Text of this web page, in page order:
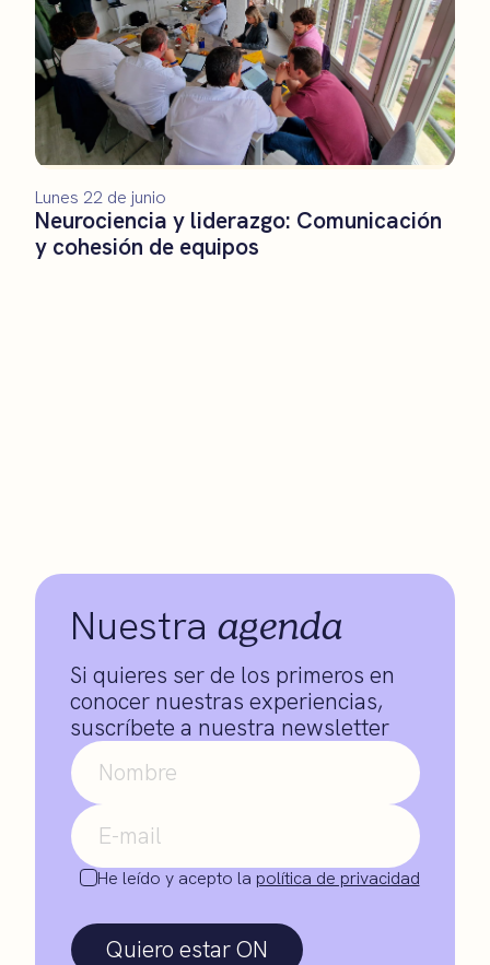
Neurociencia y liderazgo: Comunicación
y cohesión de equipos
Lunes 22 de junio
Nuestra agenda
Si quieres ser de los primeros en
conocer nuestras experiencias,
suscríbete a nuestra newsletter
He leído y acepto la política de privacidad
Quiero estar ON